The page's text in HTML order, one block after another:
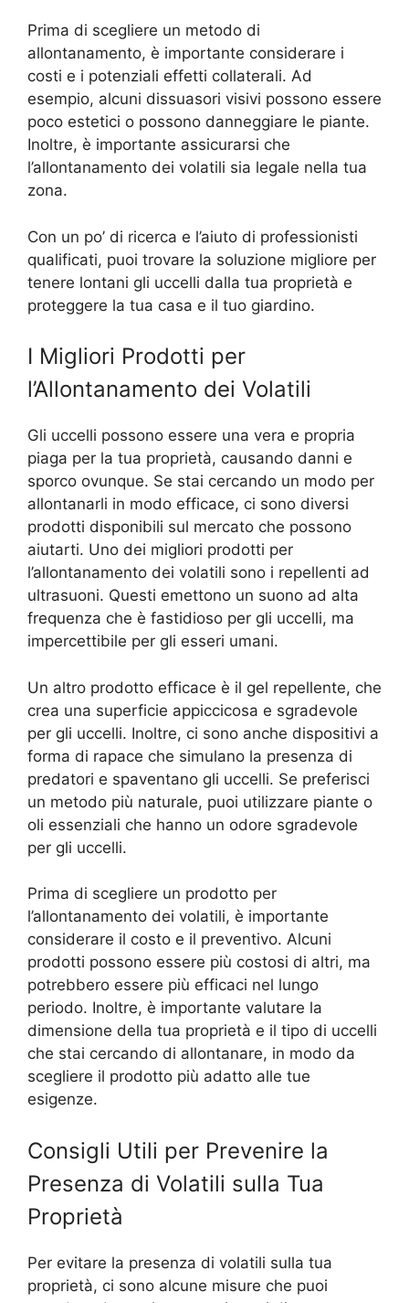
Prima di scegliere un metodo di
allontanamento, è importante considerare i
costi e i potenziali effetti collaterali. Ad
esempio, alcuni dissuasori visivi possono essere
poco estetici o possono danneggiare le piante.
Inoltre, è importante assicurarsi che
l’allontanamento dei volatili sia legale nella tua
zona.
Con un po’ di ricerca e l’aiuto di professionisti
qualificati, puoi trovare la soluzione migliore per
tenere lontani gli uccelli dalla tua proprietà e
proteggere la tua casa e il tuo giardino.
I Migliori Prodotti per
l’Allontanamento dei Volatili
Gli uccelli possono essere una vera e propria
piaga per la tua proprietà, causando danni e
sporco ovunque. Se stai cercando un modo per
allontanarli in modo efficace, ci sono diversi
prodotti disponibili sul mercato che possono
aiutarti. Uno dei migliori prodotti per
l’allontanamento dei volatili sono i repellenti ad
ultrasuoni. Questi emettono un suono ad alta
frequenza che è fastidioso per gli uccelli, ma
impercettibile per gli esseri umani.
Un altro prodotto efficace è il gel repellente, che
crea una superficie appiccicosa e sgradevole
per gli uccelli. Inoltre, ci sono anche dispositivi a
forma di rapace che simulano la presenza di
predatori e spaventano gli uccelli. Se preferisci
un metodo più naturale, puoi utilizzare piante o
oli essenziali che hanno un odore sgradevole
per gli uccelli.
Prima di scegliere un prodotto per
l’allontanamento dei volatili, è importante
considerare il costo e il preventivo. Alcuni
prodotti possono essere più costosi di altri, ma
potrebbero essere più efficaci nel lungo
periodo. Inoltre, è importante valutare la
dimensione della tua proprietà e il tipo di uccelli
che stai cercando di allontanare, in modo da
scegliere il prodotto più adatto alle tue
esigenze.
Consigli Utili per Prevenire la
Presenza di Volatili sulla Tua
Proprietà
Per evitare la presenza di volatili sulla tua
proprietà, ci sono alcune misure che puoi